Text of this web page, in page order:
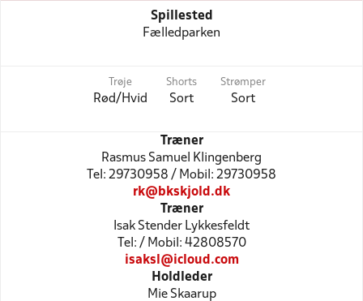
Spillested
Fælledparken
Trøje
Rød/Hvid
Shorts
Sort
Strømper
Sort
Træner
Rasmus Samuel Klingenberg
Tel: 29730958 / Mobil: 29730958
rk@bkskjold.dk
Træner
Isak Stender Lykkesfeldt
Tel: / Mobil: 42808570
isaksl@icloud.com
Holdleder
Mie Skaarup